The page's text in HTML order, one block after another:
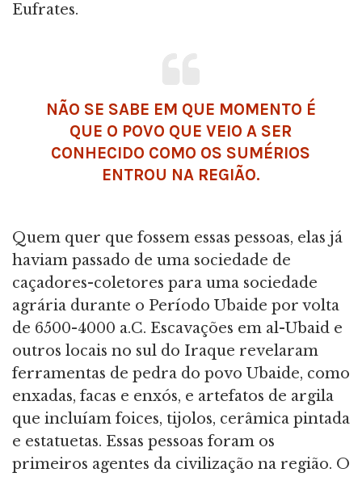
Eufrates.
NÃO SE SABE EM QUE MOMENTO É
QUE O POVO QUE VEIO A SER
CONHECIDO COMO OS SUMÉRIOS
ENTROU NA REGIÃO.
Quem quer que fossem essas pessoas, elas já
haviam passado de uma sociedade de
caçadores-coletores para uma sociedade
agrária durante o Período Ubaide por volta
de 6500-4000 a.C. Escavações em al-Ubaid e
outros locais no sul do Iraque revelaram
ferramentas de pedra do povo Ubaide, como
enxadas, facas e enxós, e artefatos de argila
que incluíam foices, tijolos, cerâmica pintada
e estatuetas. Essas pessoas foram os
primeiros agentes da civilização na região. O